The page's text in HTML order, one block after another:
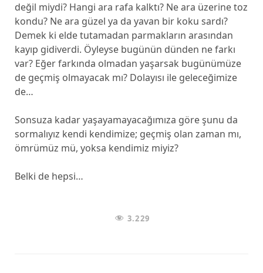
değil miydi? Hangi ara rafa kalktı? Ne ara üzerine toz
kondu? Ne ara güzel ya da yavan bir koku sardı?
Demek ki elde tutamadan parmakların arasından
kayıp gidiverdi. Öyleyse bugünün dünden ne farkı
var? Eğer farkında olmadan yaşarsak bugünümüze
de geçmiş olmayacak mı? Dolayısı ile geleceğimize
de…
Sonsuza kadar yaşayamayacağımıza göre şunu da
sormalıyız kendi kendimize; geçmiş olan zaman mı,
ömrümüz mü, yoksa kendimiz miyiz?
Belki de hepsi…
3.229